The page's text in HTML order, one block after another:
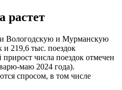
растет
Вологодскую и Мурманскую
и 219,6 тыс. поездок
числа поездок отмечен
маю 2024 года).
спросом, в том числе